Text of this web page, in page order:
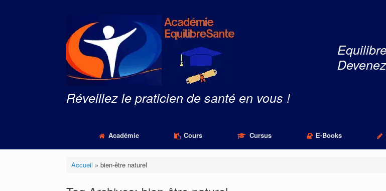
Réveillez le praticien de santé en vous !
Académie Cours Cursus E-Books
Accueil » bien-être naturel